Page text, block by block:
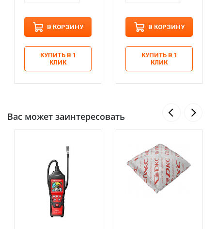
В КОРЗИНУ
КУПИТЬ В 1
КЛИК
В КОРЗИНУ
КУПИТЬ В 1
КЛИК
Вас может заинтересовать